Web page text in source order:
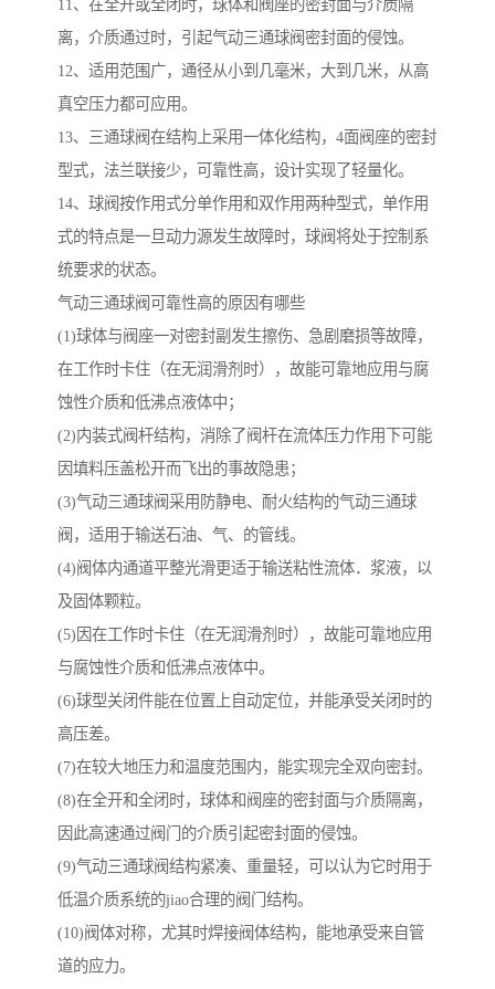
11、在全开或全闭时，球体和阀座的密封面与介质隔
离，介质通过时，引起气动三通球阀密封面的侵蚀。
12、适用范围广，通径从小到几毫米，大到几米，从高
真空压力都可应用。
13、三通球阀在结构上采用一体化结构，4面阀座的密封
型式，法兰联接少，可靠性高，设计实现了轻量化。
14、球阀按作用式分单作用和双作用两种型式，单作用
式的特点是一旦动力源发生故障时，球阀将处于控制系
统要求的状态。
气动三通球阀可靠性高的原因有哪些
(1)球体与阀座一对密封副发生擦伤、急剧磨损等故障，
在工作时卡住（在无润滑剂时），故能可靠地应用与腐
蚀性介质和低沸点液体中；
(2)内装式阀杆结构，消除了阀杆在流体压力作用下可能
因填料压盖松开而飞出的事故隐患；
(3)气动三通球阀采用防静电、耐火结构的气动三通球
阀，适用于输送石油、气、的管线。
(4)阀体内通道平整光滑更适于输送粘性流体．浆液，以
及固体颗粒。
(5)因在工作时卡住（在无润滑剂时），故能可靠地应用
与腐蚀性介质和低沸点液体中。
(6)球型关闭件能在位置上自动定位，并能承受关闭时的
高压差。
(7)在较大地压力和温度范围内，能实现完全双向密封。
(8)在全开和全闭时，球体和阀座的密封面与介质隔离，
因此高速通过阀门的介质引起密封面的侵蚀。
(9)气动三通球阀结构紧凑、重量轻，可以认为它时用于
低温介质系统的jiao合理的阀门结构。
(10)阀体对称，尤其时焊接阀体结构，能地承受来自管
道的应力。